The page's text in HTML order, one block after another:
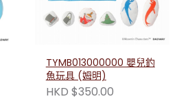
TYMB013000000 嬰兒釣
魚玩具 (姆明)
HKD $350.00